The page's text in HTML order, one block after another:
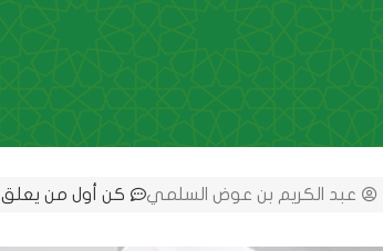
عبد الكريم بن عوض السلمي كن أول من يعلق